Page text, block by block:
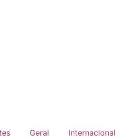
Geral Internacional